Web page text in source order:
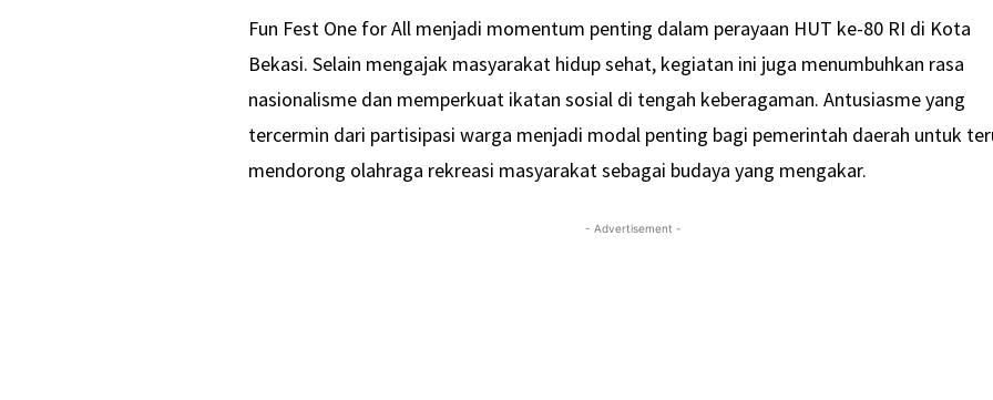
Fun Fest One for All menjadi momentum penting dalam perayaan HUT ke-80 RI di Kota
Bekasi. Selain mengajak masyarakat hidup sehat, kegiatan ini juga menumbuhkan rasa
nasionalisme dan memperkuat ikatan sosial di tengah keberagaman. Antusiasme yang
tercermin dari partisipasi warga menjadi modal penting bagi pemerintah daerah untuk
mendorong olahraga rekreasi masyarakat sebagai budaya yang mengakar.
- Advertisement -